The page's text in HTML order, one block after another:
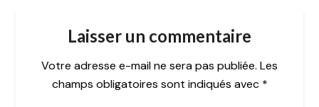
Laisser un commentaire
Votre adresse e-mail ne sera pas publiée. Les
champs obligatoires sont indiqués avec *